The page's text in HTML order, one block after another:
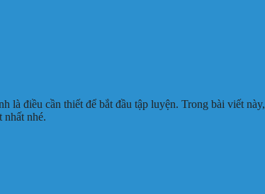
là điều cần thiết để bắt đầu tập luyện. Trong bài viết này,
nhất nhé.